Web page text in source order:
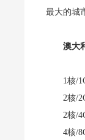
最大的城
澳大
1核/
2核/
2核/
4核/